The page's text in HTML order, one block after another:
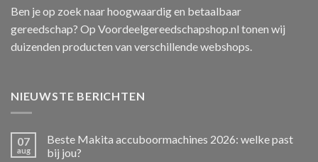
Ben je op zoek naar hoogwaardig en betaalbaar
gereedschap? Op Voordeelgereedschapshop.nl tonen wij
duizenden producten van verschillende webshops.
NIEUWSTE BERICHTEN
07
aug
Beste Makita accuboormachines 2026: welke past
bij jou?